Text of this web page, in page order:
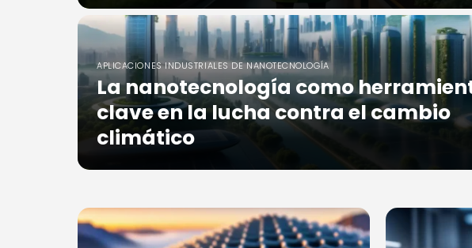
APLICACIONES INDUSTRIALES DE NANOTECNOLOGÍA
La nanotecnología como
clave en la lucha contra el cambio
climático